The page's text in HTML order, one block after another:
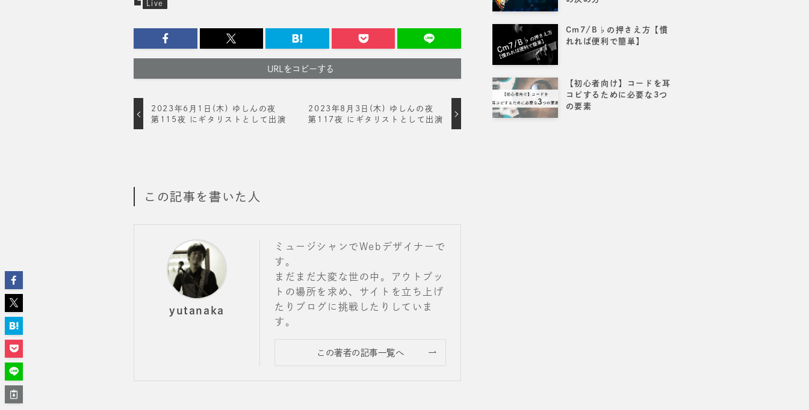
Live
URLをコピーする
2023年6月1日(木) ゆしんの夜
第115夜 にギタリストとして出演
2023年8月3日(木) ゆしんの夜
第117夜 にギタリストとして出演
この記事を書いた人
yutanaka
ミュージシャンでWebデザイナーで
す。
まだまだ大変な世の中。アウトプッ
トの場所を求め、サイトを立ち上げ
たりブログに挑戦したりしていま
す。
この著者の記事一覧へ
Cm7/B♭の押さえ方【慣
れれば便利で簡単】
【初心者向け】コードを耳
コピするために必要な3つ
の要素